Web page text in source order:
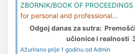
ZBORNIK/BOOK OF
for personal and professional...
Odgoj danas za sutra:
učionice i realnosti
Ažurirano prije 1 godinu od Admin